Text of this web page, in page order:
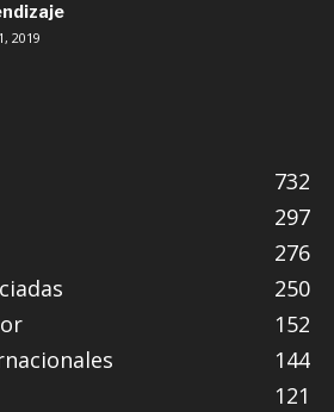
2019
732
297
276
250
152
144
121